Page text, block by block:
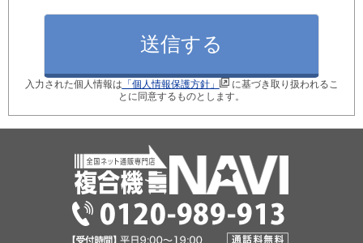
月間使用枚数_カラー
ご検討のきっかけ
入力された個人情報は 「個人情報保護方針」
に基づき取り扱われるこ
とに同意するものとします。